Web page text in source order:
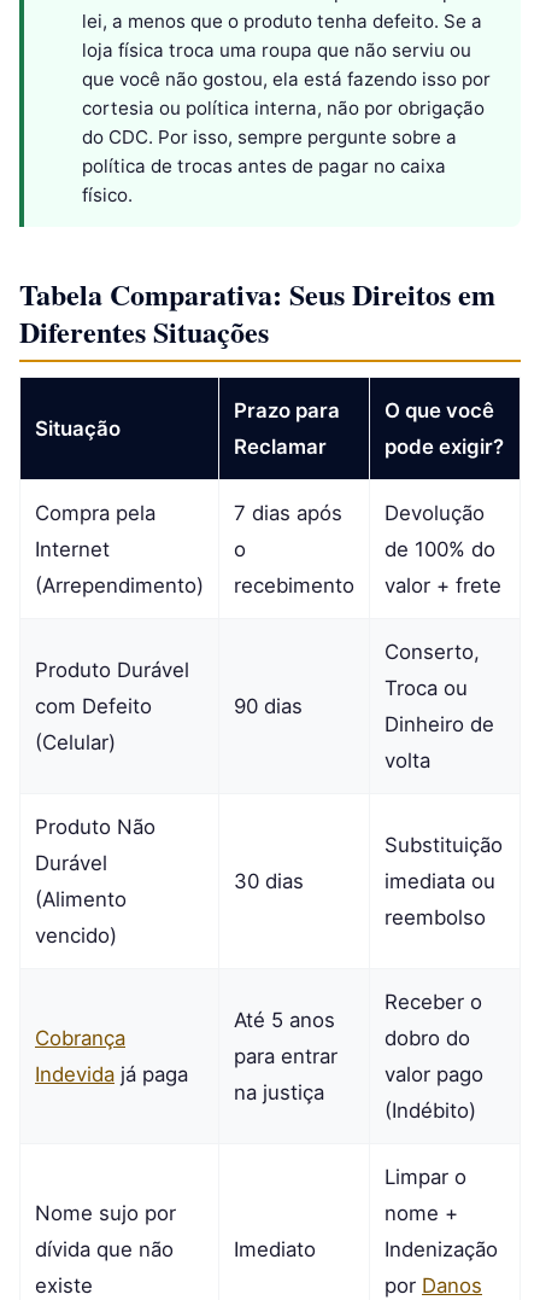
lei, a menos que o produto tenha defeito. Se a
loja física troca uma roupa que não serviu ou
que você não gostou, ela está fazendo isso por
cortesia ou política interna, não por obrigação
do CDC. Por isso, sempre pergunte sobre a
política de trocas antes de pagar no caixa
físico.
Tabela Comparativa: Seus Direitos em
Diferentes Situações
Situação
Prazo para
Reclamar
O que você
pode exigir?
Compra pela
Internet
(Arrependimento)
7 dias após
o
recebimento
Devolução
de 100% do
valor + frete
Produto Durável
com Defeito
(Celular)
90 dias
Conserto,
Troca ou
Dinheiro de
volta
Produto Não
Durável
(Alimento
vencido)
30 dias
Substituição
imediata ou
reembolso
Cobrança
Indevida já paga
Até 5 anos
para entrar
na justiça
Receber o
dobro do
valor pago
(Indébito)
Nome sujo por
dívida que não
existe
Imediato
Limpar o
nome +
Indenização
por Danos